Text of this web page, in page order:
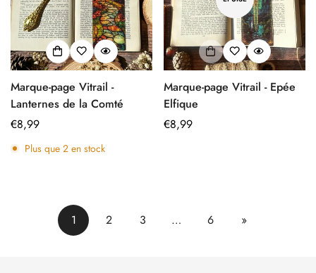
Marque-page Vitrail -
Lanternes de la Comté
Prix
régulier
€8,99
Plus que 2 en stock
Marque-page Vitrail - Epée
Elfique
Prix
€8,99
1 2 3 … 6 »